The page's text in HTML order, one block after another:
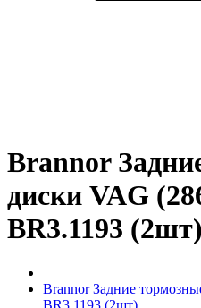
Brannor
диски VAG
BR3.1193 (2шт)
Brannor Задние
BR3.1193 (2шт)